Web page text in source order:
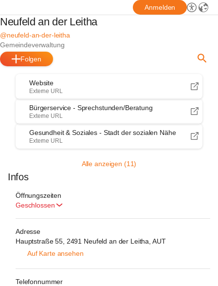
Anmelden
Neufeld an der Leitha
@neufeld-an-der-leitha
Gemeindeverwaltung
Folgen
Website
Externe URL
Bürgerservice - Sprechstunden/Beratung
Externe URL
Gesundheit & Soziales - Stadt der sozialen Nähe
Externe URL
Alle anzeigen (11)
Infos
Öffnungszeiten
Geschlossen
Adresse
Hauptstraße 55, 2491 Neufeld an der Leitha, AUT
Auf Karte ansehen
Telefonnummer